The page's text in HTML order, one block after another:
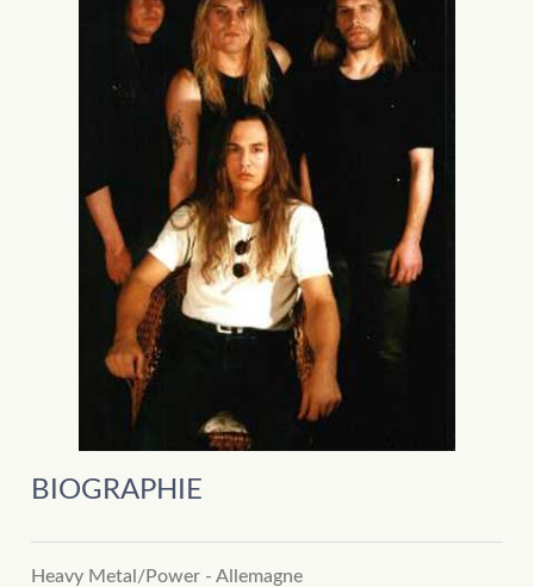
BIOGRAPHIE
Heavy Metal/Power - Allemagne